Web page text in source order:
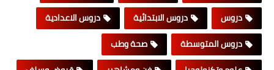
دروس
دروس الابتدائية
دروس الاعدادية
دروس المتوسطة
صحة وطب